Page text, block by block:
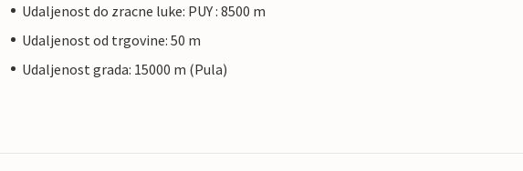
Udaljenost do zracne luke: PUY : 8500 m
Udaljenost od trgovine: 50 m
Udaljenost grada: 15000 m (Pula)